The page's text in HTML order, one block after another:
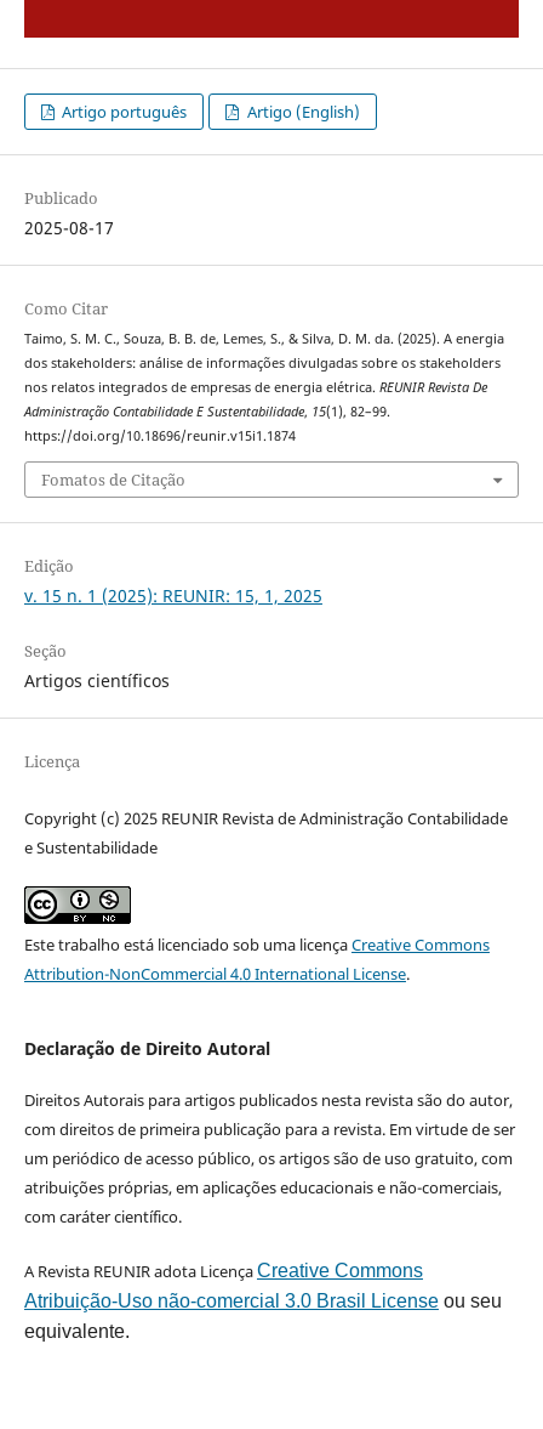
Artigo português Artigo (English)
Publicado
2025-08-17
Como Citar
Taimo, S. M. C., Souza, B. B. de, Lemes, S., & Silva, D. M. da. (2025). A energia
dos stakeholders: análise de informações divulgadas sobre os stakeholders
nos relatos integrados de empresas de energia elétrica. REUNIR Revista De
Administração Contabilidade E Sustentabilidade, 15(1), 82–99.
https://doi.org/10.18696/reunir.v15i1.1874
Fomatos de Citação
Edição
v. 15 n. 1 (2025): REUNIR: 15, 1, 2025
Seção
Artigos científicos
Licença
Copyright (c) 2025 REUNIR Revista de Administração Contabilidade
e Sustentabilidade
Este trabalho está licenciado sob uma licençaCreative Commons
Attribution-NonCommercial 4.0 International License.
Declaração de Direito Autoral
Direitos Autorais para artigos publicados nesta revista são do autor,
com direitos de primeira publicação para a revista. Em virtude de ser
um periódico de acesso público, os artigos são de uso gratuito, com
atribuições próprias, em aplicações educacionais e não-comerciais,
com caráter científico.
A Revista REUNIR adota LicençaCreative Commons
Atribuição-Uso não-comercial 3.0 Brasil Licenseou seu
equivalente.